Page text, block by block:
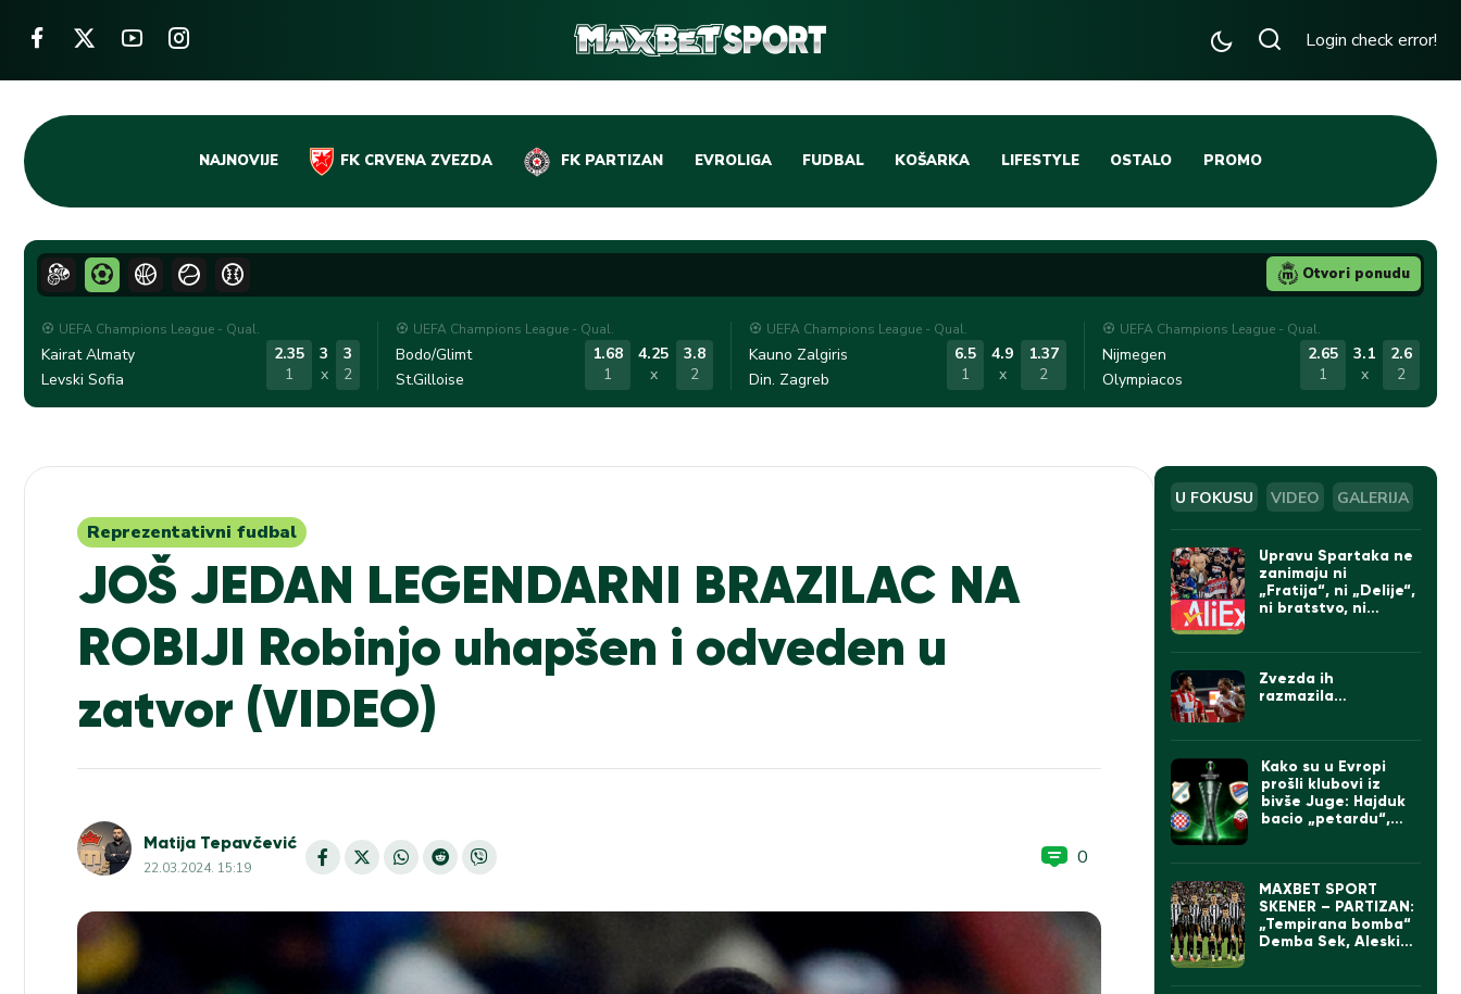
Skip
content
Login check error!
NAJNOVIJE FK CRVENA ZVEZDA FK PARTIZAN EVROLIGA FUDBAL
DOMAĆI FUDBAL
LIGE PETICE
OSTALE LIGE
KOŠARKA
EVROLIGA
ABA LIGA
REPREZENTATIVNA KOŠARKA
LIFESTYLE OSTALO
TENIS
TIFO SCENA
KROZ OBRUČ!
PROMO
UEFA Champions League - Qual.
Kairat Almaty
Levski Sofia
2.35
1
3
x
3
2
UEFA Champions League - Qual.
Bodo/Glimt
St.Gilloise
1.68
1
4.25
x
3.8
2
UEFA Champions League - Qual.
Kauno Zalgiris
Din. Zagreb
6.5
1
4.9
x
1.37
2
UEFA Champions League - Qual.
Nijmegen
Olympiacos
2.65
1
3.1
x
2.6
2
Otvori ponudu
Reprezentativni fudbal
JOŠ JEDAN LEGENDARNI BRAZILAC NA
ROBIJI Robinjo uhapšen i odveden u
zatvor (VIDEO)
Matija Tepavčević
22.03.2024. 15:19 0
U FOKUSU VIDEO GALERIJA
Upravu Spartaka ne
zanimaju ni
„Fratija“, ni „Delije“,
ni bratstvo, ni
komadanta UČK
(FOTO)
Zvezda ih
razmazila…
Kako su u Evropi
prošli klubovi iz
bivše Juge: Hajduk
bacio „petardu“,
MAXBET SPORT
SKENER – PARTIZAN:
„Tempirana bomba“
Demba Sek, Aleskić